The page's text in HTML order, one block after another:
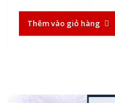
Thêm vào giỏ hàng